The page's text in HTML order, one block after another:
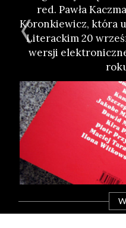
red. Paw­ła
Koron­kie­wicz, któ­ra
Lite­rac­kim 20
wer­sji